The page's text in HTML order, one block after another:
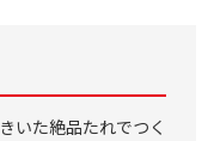
いた絶品たれでつく